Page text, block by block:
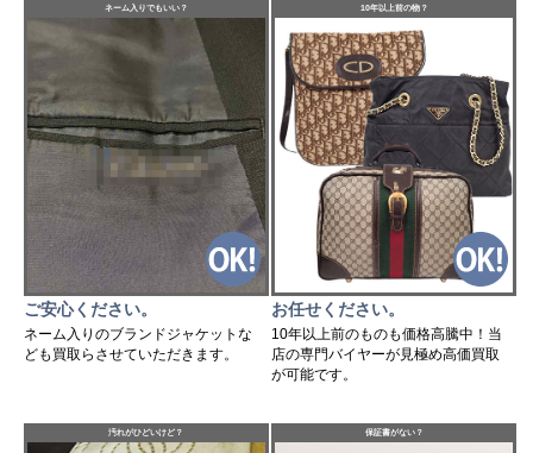
ネーム入りでもいい？
ご安心ください。
ネーム入りのブランドジャケットな
ども買取らさせていただきます。
10年以上前の物？
お任せください。
10年以上前のものも価格高騰中！当
店の専門バイヤーが見極め高価買取
が可能です。
汚れがひどいけど？ 保証書がない？